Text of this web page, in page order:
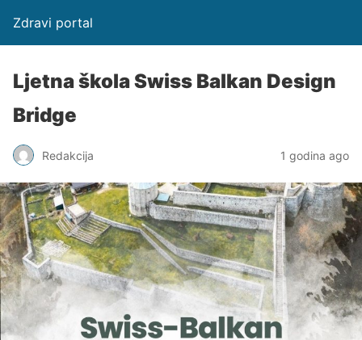
Zdravi portal
Ljetna škola Swiss Balkan Design
Bridge
Redakcija 1 godina ago